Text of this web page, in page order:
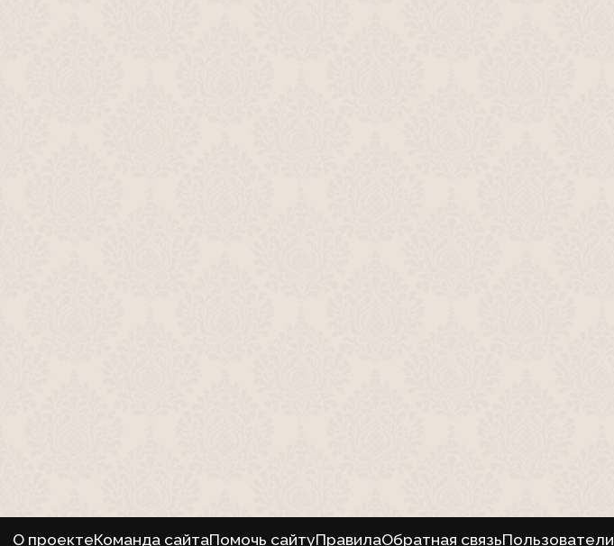
О проектеКоманда сайтаПомочь сайтуПравилаОбратная связьПользователи